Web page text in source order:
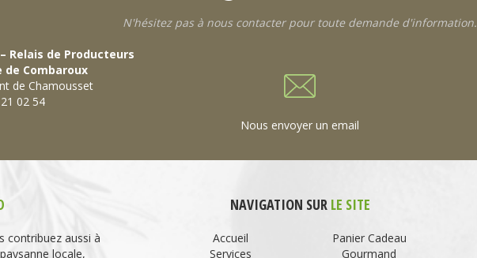
N'hésitez pas à nous contacter pour toute demande d'information.
– Relais de Producteurs
de Combaroux
de Chamousset
02 54
Nous envoyer un email
contribuez aussi à
locale,
NAVIGATION SUR LE SITE
Accueil
Services
Panier Cadeau
Gourmand